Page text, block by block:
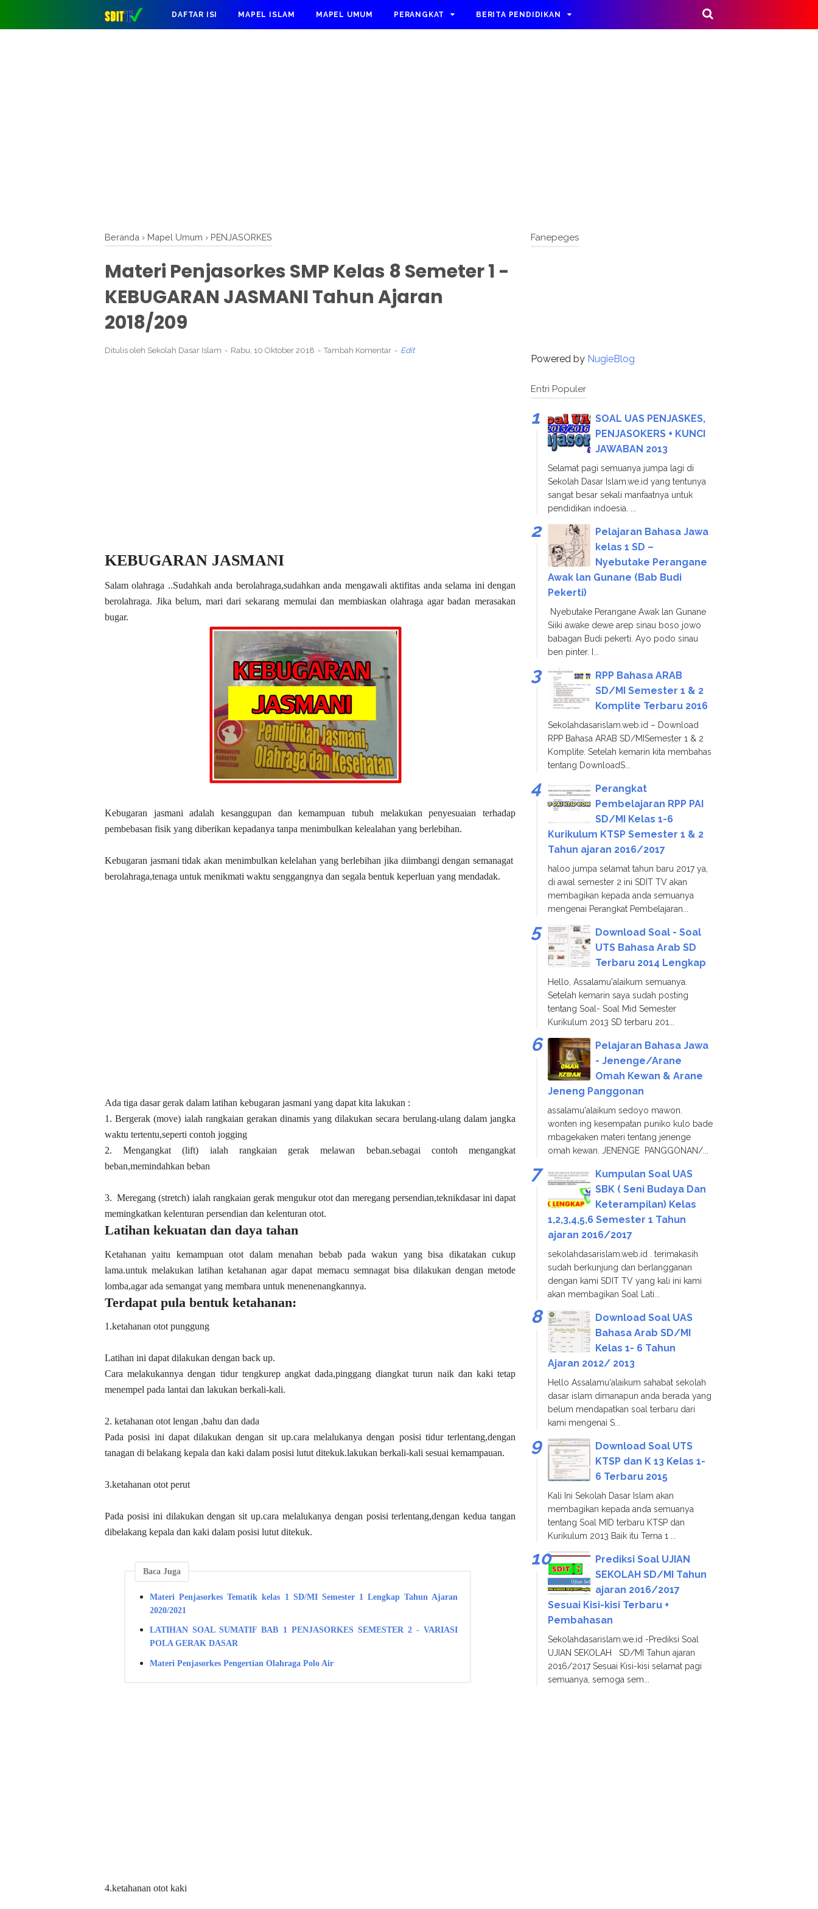
DAFTAR ISI MAPEL ISLAM MAPEL UMUM PERANGKAT BERITA PENDIDIKAN
Beranda › Mapel Umum › PENJASORKES
Materi Penjasorkes SMP Kelas 8 Semeter 1 -
KEBUGARAN JASMANI Tahun Ajaran
2018/209
Ditulis oleh Sekolah Dasar Islam Rabu, 10 Oktober 2018 Tambah Komentar Edit
KEBUGARAN JASMANI
Salam olahraga ..Sudahkah anda berolahraga,sudahkan anda mengawali aktifitas anda selama ini dengan
berolahraga. Jika belum, mari dari sekarang memulai dan membiaskan olahraga agar badan merasakan
bugar.
Kebugaran jasmani adalah kesanggupan dan kemampuan tubuh melakukan penyesuaian terhadap
pembebasan fisik yang diberikan kepadanya tanpa menimbulkan kelealahan yang berlebihan.
Kebugaran jasmani tidak akan menimbulkan kelelahan yang berlebihan jika diimbangi dengan semanagat
berolahraga,tenaga untuk menikmati waktu senggangnya dan segala bentuk keperluan yang mendadak.
Ada tiga dasar gerak dalam latihan kebugaran jasmani yang dapat kita lakukan :
1. Bergerak (move) ialah rangkaian gerakan dinamis yang dilakukan secara berulang-ulang dalam jangka
waktu tertentu,seperti contoh jogging
2. Mengangkat (lift) ialah rangkaian gerak melawan beban.sebagai contoh mengangkat
beban,memindahkan beban
3. Meregang (stretch) ialah rangkaian gerak mengukur otot dan meregang persendian,teknikdasar ini dapat
memingkatkan kelenturan persendian dan kelenturan otot.
Latihan kekuatan dan daya tahan
Ketahanan yaitu kemampuan otot dalam menahan bebab pada wakun yang bisa dikatakan cukup
lama.untuk melakukan latihan ketahanan agar dapat memacu semnagat bisa dilakukan dengan metode
lomba,agar ada semangat yang membara untuk menenenangkannya.
Terdapat pula bentuk ketahanan:
1.ketahanan otot punggung
Latihan ini dapat dilakukan dengan back up.
Cara melakukannya dengan tidur tengkurep angkat dada,pinggang diangkat turun naik dan kaki tetap
menempel pada lantai dan lakukan berkali-kali.
2. ketahanan otot lengan ,bahu dan dada
Pada posisi ini dapat dilakukan dengan sit up.cara melalukanya dengan posisi tidur terlentang,dengan
tanagan di belakang kepala dan kaki dalam posisi lutut ditekuk.lakukan berkali-kali sesuai kemampauan.
3.ketahanan otot perut
Pada posisi ini dilakukan dengan sit up.cara melalukanya dengan posisi terlentang,dengan kedua tangan
dibelakang kepala dan kaki dalam posisi lutut ditekuk.
Baca Juga
Materi Penjasorkes Tematik kelas 1 SD/MI Semester 1 Lengkap Tahun Ajaran
2020/2021
LATIHAN SOAL SUMATIF BAB 1 PENJASORKES SEMESTER 2 - VARIASI
POLA GERAK DASAR
Materi Penjasorkes Pengertian Olahraga Polo Air
4.ketahanan otot kaki
Fanepeges
Powered by NugieBlog
Entri Populer
SOAL UAS PENJASKES,
PENJASOKERS + KUNCI
JAWABAN 2013
Selamat pagi semuanya jumpa lagi di
Sekolah Dasar Islam.we.id yang tentunya
sangat besar sekali manfaatnya untuk
pendidikan indoesia. ...
Pelajaran Bahasa Jawa
kelas 1 SD –
Nyebutake Perangane
Awak lan Gunane (Bab Budi
Pekerti)
Nyebutake Perangane Awak lan Gunane
Siiki awake dewe arep sinau boso jowo
babagan Budi pekerti. Ayo podo sinau
ben pinter. I...
RPP Bahasa ARAB
SD/MI Semester 1 & 2
Komplite Terbaru 2016
Sekolahdasarislam.web.id – Download
RPP Bahasa ARAB SD/MISemester 1 & 2
Komplite. Setelah kemarin kita membahas
tentang DownloadS...
Perangkat
Pembelajaran RPP PAI
SD/MI Kelas 1-6
Kurikulum KTSP Semester 1 & 2
Tahun ajaran 2016/2017
haloo jumpa selamat tahun baru 2017 ya,
di awal semester 2 ini SDIT TV akan
membagikan kepada anda semuanya
mengenai Perangkat Pembelajaran...
Download Soal - Soal
UTS Bahasa Arab SD
Terbaru 2014 Lengkap
Hello, Assalamu'alaikum semuanya.
Setelah kemarin saya sudah posting
tentang Soal- Soal Mid Semester
Kurikulum 2013 SD terbaru 201...
Pelajaran Bahasa Jawa
- Jenenge/Arane
Omah Kewan & Arane
Jeneng Panggonan
assalamu'alaikum sedoyo mawon.
wonten ing kesempatan puniko kulo bade
mbagekaken materi tentang jenenge
omah kewan. JENENGE PANGGONAN/...
Kumpulan Soal UAS
SBK ( Seni Budaya Dan
Keterampilan) Kelas
1,2,3,4,5,6 Semester 1 Tahun
ajaran 2016/2017
sekolahdasarislam.web.id . terimakasih
sudah berkunjung dan berlangganan
dengan kami SDIT TV yang kali ini kami
akan membagikan Soal Lati...
Download Soal UAS
Bahasa Arab SD/MI
Kelas 1- 6 Tahun
Ajaran 2012/ 2013
Hello Assalamu'alaikum sahabat sekolah
dasar islam dimanapun anda berada yang
belum mendapatkan soal terbaru dari
kami mengenai S...
Download Soal UTS
KTSP dan K 13 Kelas 1-
6 Terbaru 2015
Kali Ini Sekolah Dasar Islam akan
membagikan kepada anda semuanya
tentang Soal MID terbaru KTSP dan
Kurikulum 2013 Baik itu Tema 1 ...
Prediksi Soal UJIAN
SEKOLAH SD/MI Tahun
ajaran 2016/2017
Sesuai Kisi-kisi Terbaru +
Pembahasan
Sekolahdasarislam.we.id -Prediksi Soal
UJIAN SEKOLAH SD/MI Tahun ajaran
2016/2017 Sesuai Kisi-kisi selamat pagi
semuanya, semoga sem...